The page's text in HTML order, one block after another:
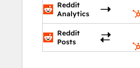
Reddit
Analytics
Reddit
Posts